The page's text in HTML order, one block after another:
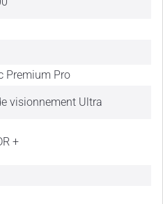
Premium Pro
visionnement Ultra
+